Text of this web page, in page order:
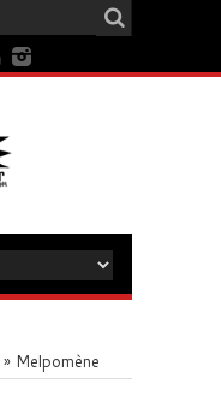
» Melpomène